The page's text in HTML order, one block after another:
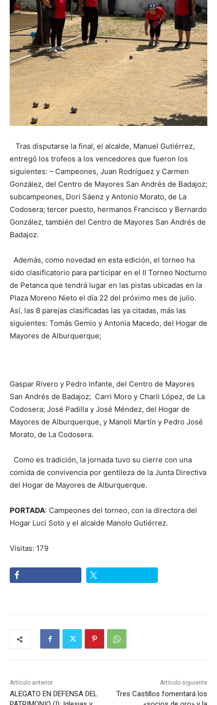
Tras disputarse la final, el alcalde, Manuel Gutiérrez,
entregó los trofeos a los vencedores que fueron los
siguientes: – Campeones, Juan Rodríguez y Carmen
González, del Centro de Mayores San Andrés de Badajoz;
subcampeones, Dori Sáenz y Antonio Morato, de La
Codosera; tercer puesto, hermanos Francisco y Bernardo
González, también del Centro de Mayores San Andrés de
Badajoz.
Además, como novedad en esta edición, el torneo ha
sido clasificatorio para participar en el II Torneo Nocturno
de Petanca que tendrá lugar en las pistas ubicadas en la
Plaza Moreno Nieto el día 22 del próximo mes de julio.
Así, las 8 parejas clasificadas las ya citadas, más las
siguientes: Tomás Gemio y Antonia Macedo, del Hogar de
Mayores de Alburquerque;
Gaspar Rivero y Pedro Infante, del Centro de Mayores
San Andrés de Badajoz; Carri Moro y Charli López, de La
Codosera; José Padilla y José Méndez, del Hogar de
Mayores de Alburquerque, y Manoli Martín y Pedro José
Morato, de La Codosera.
Como es tradición, la jornada tuvo su cierre con una
comida de convivencia por gentileza de la Junta Directiva
del Hogar de Mayores de Alburquerque.
PORTADA: Campeones del torneo, con la directora del
Hogar Luci Soto y el alcalde Manolo Gutiérrez.
Visitas: 179
Artículo anterior
ALEGATO EN DEFENSA DEL
Artículo siguiente
Tres Castillos fomentará los